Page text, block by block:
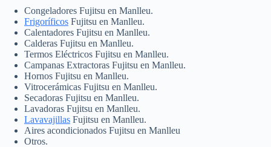
Congeladores Fujitsu en Manlleu.
Frigoríficos Fujitsu en Manlleu.
Calentadores Fujitsu en Manlleu.
Calderas Fujitsu en Manlleu.
Termos Eléctricos Fujitsu en Manlleu.
Campanas Extractoras Fujitsu en Manlleu.
Hornos Fujitsu en Manlleu.
Vitrocerámicas Fujitsu en Manlleu.
Secadoras Fujitsu en Manlleu.
Lavadoras Fujitsu en Manlleu.
Lavavajillas Fujitsu en Manlleu.
Aires acondicionados Fujitsu en Manlleu
Otros.